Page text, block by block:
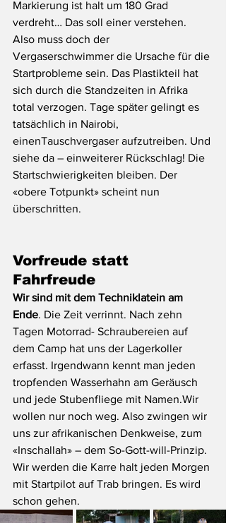
Markierung ist halt um 180 Grad
verdreht… Das soll einer verstehen.
Also muss doch der
Vergaserschwimmer die Ursache für die
Startprobleme sein. Das Plastikteil hat
sich durch die Standzeiten in Afrika
total verzogen. Tage später gelingt es
tatsächlich in Nairobi,
einenTauschvergaser aufzutreiben. Und
siehe da – einweiterer Rückschlag! Die
Startschwierigkeiten bleiben. Der
«obere Totpunkt» scheint nun
überschritten.
Vorfreude statt
Fahrfreude
Wir sind mit dem Techniklatein am
Ende. Die Zeit verrinnt. Nach zehn
Tagen Motorrad- Schraubereien auf
dem Camp hat uns der Lagerkoller
erfasst. Irgendwann kennt man jeden
tropfenden Wasserhahn am Geräusch
und jede Stubenfliege mit Namen.Wir
wollen nur noch weg. Also zwingen wir
uns zur afrikanischen Denkweise, zum
«Inschallah» – dem So-Gott-will-Prinzip.
Wir werden die Karre halt jeden Morgen
mit Startpilot auf Trab bringen. Es wird
schon gehen.